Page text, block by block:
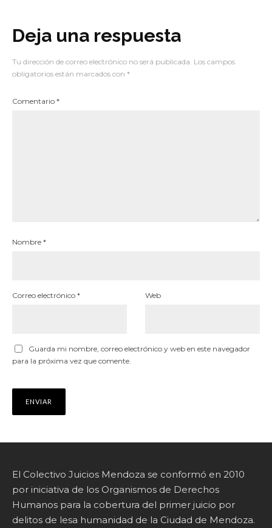
Deja una respuesta
Tu dirección de correo electrónico no será publicada. Los campos
obligatorios están marcados con *
Comentario *
Nombre *
Correo electrónico * Web
Guarda mi nombre, correo electrónico y web en este navegador
para la próxima vez que comente.
El Colectivo Juicios Mendoza se conformó en 2010
por iniciativa de los Organismos de Derechos
Humanos para la cobertura del primer juicio por
delitos de lesa humanidad de la Ciudad de Mendoza.